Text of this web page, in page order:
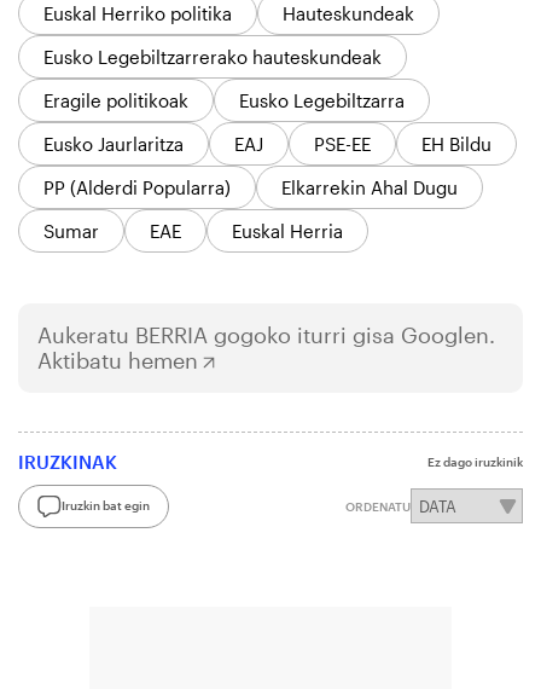
Euskal Herriko politika
Hauteskundeak
Eusko Legebiltzarrerako hauteskundeak
Eragile politikoak
Eusko Legebiltzarra
Eusko Jaurlaritza
EAJ PSE-EE
EH Bildu
PP (Alderdi Popularra)
Elkarrekin Ahal Dugu
Sumar
EAE Euskal Herria
Aukeratu BERRIA gogoko iturri gisa Googlen.
Aktibatu hemen
IRUZKINAK Ez dago iruzkinik
Iruzkin bat egin ORDENATU